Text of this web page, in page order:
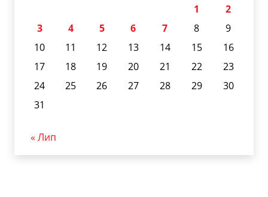
1
2
3
4 5 6 7 8
9
10
11 12 13 14 15
16
17
18 19 20 21 22
23
24
25 26 27 28 29
30
31
« Лип